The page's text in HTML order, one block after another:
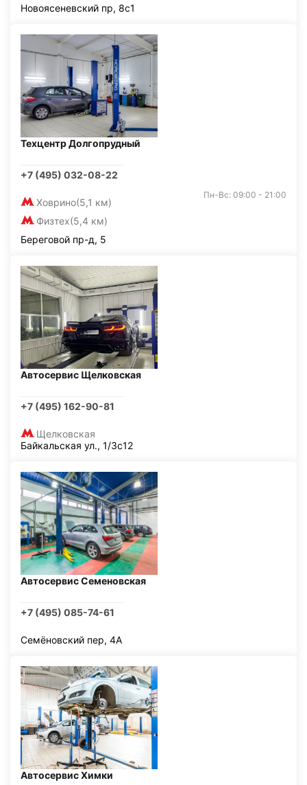
Новоясеневский пр, 8с1
Техцентр Долгопрудный
+7 (495) 032-08-22
Ховрино(5,1 км)
Физтех(5,4 км)
Пн-Вс: 09:00 - 21:00
Береговой пр-д, 5
Автосервис Щелковская
+7 (495) 162-90-81
Щелковская
Байкальская ул., 1/3с12
Автосервис Семеновская
+7 (495) 085-74-61
Семёновский пер, 4А
Автосервис Химки